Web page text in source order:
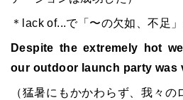
＊lack of...で「〜の欠如、不足」
Despite the extremely hot
our outdoor launch party was
（猛暑にもかかわらず、我々の